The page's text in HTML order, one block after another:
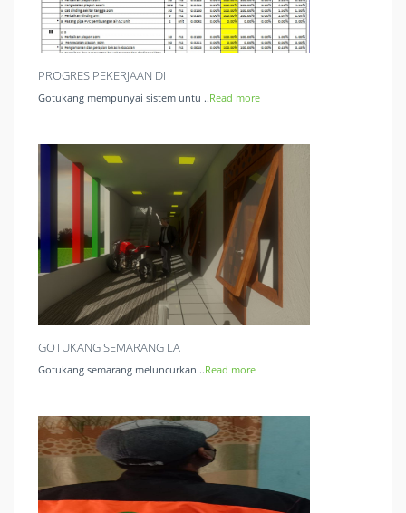
PROGRES PEKERJAAN DI
Gotukang mempunyai sistem untu ..Read more
GOTUKANG SEMARANG LA
Gotukang semarang meluncurkan ..Read more